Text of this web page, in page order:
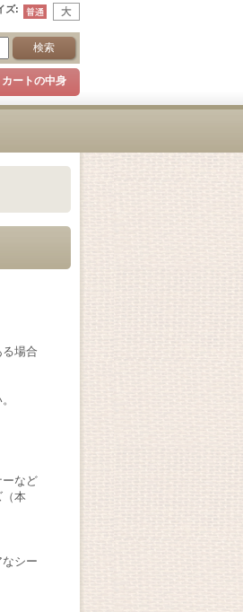
ズ:
カートの中身
場合
ーなど
（本
シー